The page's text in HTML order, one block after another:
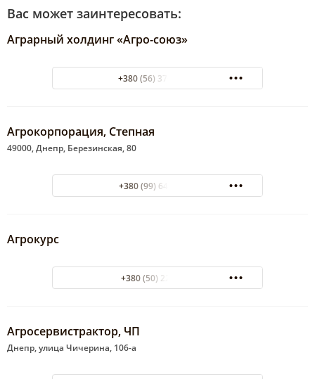
Вас может заинтересовать:
Аграрный холдинг «Агро-союз»
+380 (56) 370-04-51
Агрокорпорация, Степная
49000, Днепр, Березинская, 80
+380 (99) 645 49 33
Агрокурс
+380 (50) 2258815
Агросервистрактор, ЧП
Днепр, улица Чичерина, 106-а